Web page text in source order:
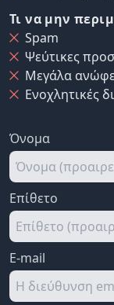
Τι να μην
Spam
Ψεύτικες
Μεγάλα
Ενοχλητικές
Όνομα
Επίθετο
E-mail